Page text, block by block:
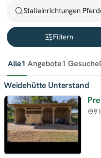
Stalleinrichtungen
Filtern
Alle1 Angebote1 Gesuche
Weidehütte Unterstand